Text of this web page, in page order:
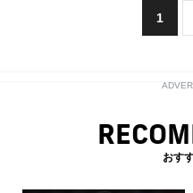
1
おす